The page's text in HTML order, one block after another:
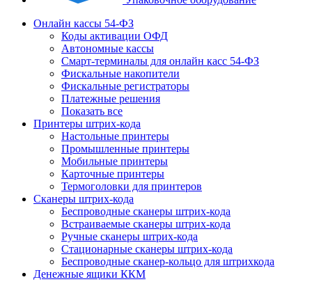
Онлайн кассы 54-ФЗ
Коды активации ОФД
Автономные кассы
Смарт-терминалы для онлайн касс 54-ФЗ
Фискальные накопители
Фискальные регистраторы
Платежные решения
Показать все
Принтеры штрих-кода
Настольные принтеры
Промышленные принтеры
Мобильные принтеры
Карточные принтеры
Термоголовки для принтеров
Сканеры штрих-кода
Беспроводные сканеры штрих-кода
Встраиваемые сканеры штрих-кода
Ручные сканеры штрих-кода
Стационарные сканеры штрих-кода
Беспроводные сканер-кольцо для штрихкода
Денежные ящики ККМ